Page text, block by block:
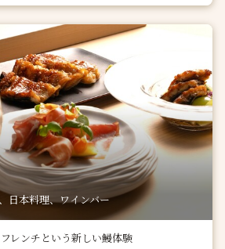
日本料理、ワインバー
レンチという新しい鰻体験